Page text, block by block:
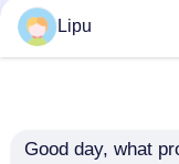
私達に連絡しな
システムを取付
Lipu
Good day, what